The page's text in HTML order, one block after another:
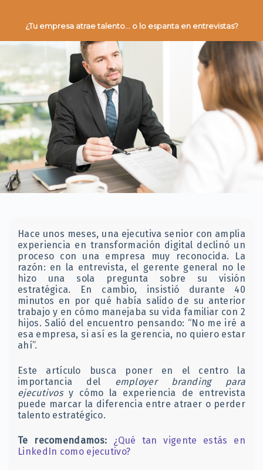
¿Tu empresa atrae talento… o lo espanta en entrevistas?
Hace unos meses, una ejecutiva senior con amplia
experiencia en transformación digital declinó un
proceso con una empresa muy reconocida. La
razón: en la entrevista, el gerente general no le
hizo una sola pregunta sobre su visión
estratégica. En cambio, insistió durante 40
minutos en por qué había salido de su anterior
trabajo y en cómo manejaba su vida familiar con 2
hijos. Salió del encuentro pensando: “No me iré a
esa empresa, si así es la gerencia, no quiero estar
ahí”.
Este artículo busca poner en el centro la
importancia del employer branding para
ejecutivosy cómo la experiencia de entrevista
puede marcar la diferencia entre atraer o perder
talento estratégico.
Te recomendamos:
¿Qué tan vigente estás en
LinkedIn como ejecutivo?